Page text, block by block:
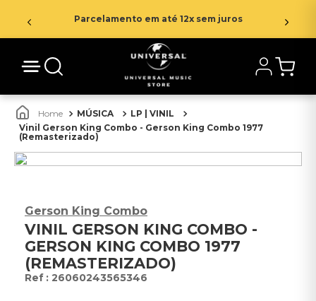
Parcelamento em até 12x sem juros
MÚSICA
LP | VINIL
Vinil Gerson King Combo - Gerson King Combo 1977
(Remasterizado)
Gerson King Combo
VINIL GERSON KING COMBO -
GERSON KING COMBO 1977
(REMASTERIZADO)
: 26060243565346